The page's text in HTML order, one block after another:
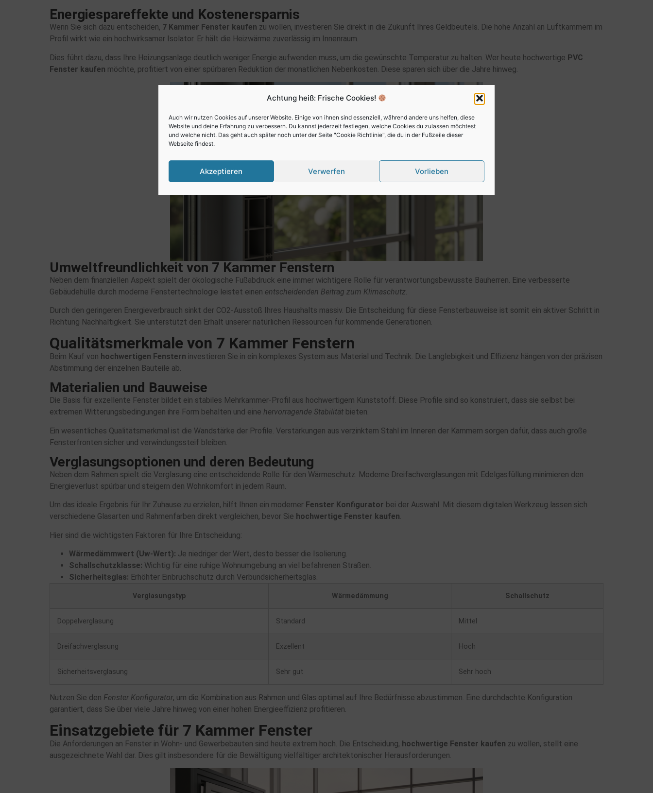
Achtung heiß: Frische Cookies!
Auch wir nutzen Cookies auf unserer Website. Einige von ihnen sind essenziell, während andere uns helfen, diese
Website und deine Erfahrung zu verbessern. Du kannst jederzeit festlegen, welche Cookies du zulassen möchtest
und welche nicht. Das geht auch später noch unter der Seite "Cookie Richtlinie", die du in der Fußzeile dieser
Webseite findest.
Akzeptieren Verwerfen Vorlieben
Energiespareffekte und Kostenersparnis
Wenn Sie sich dazu entscheiden, 7 Kammer Fenster kaufen zu wollen, investieren Sie direkt in die Zukunft Ihres Geldbeutels. Die hohe Anzahl an Luftkammern im
Profil wirkt wie ein hochwirksamer Isolator. Er hält die Heizwärme zuverlässig im Innenraum.
Dies führt dazu, dass Ihre Heizungsanlage deutlich weniger Energie aufwenden muss, um die gewünschte Temperatur zu halten. Wer heute hochwertige PVC
Fenster kaufen möchte, profitiert von einer spürbaren Reduktion der monatlichen Nebenkosten. Diese sparen sich über die Jahre hinweg.
Umweltfreundlichkeit von 7 Kammer Fenstern
Neben dem finanziellen Aspekt spielt der ökologische Fußabdruck eine immer wichtigere Rolle für verantwortungsbewusste Bauherren. Eine verbesserte
Gebäudehülle durch moderne Fenstertechnologie leistet einen entscheidenden Beitrag zum Klimaschutz.
Durch den geringeren Energieverbrauch sinkt der CO2-Ausstoß Ihres Haushalts massiv. Die Entscheidung für diese Fensterbauweise ist somit ein aktiver Schritt in
Richtung Nachhaltigkeit. Sie unterstützt den Erhalt unserer natürlichen Ressourcen für kommende Generationen.
Qualitätsmerkmale von 7 Kammer Fenstern
Beim Kauf von hochwertigen Fenstern investieren Sie in ein komplexes System aus Material und Technik. Die Langlebigkeit und Effizienz hängen von der präzisen
Abstimmung der einzelnen Bauteile ab.
Materialien und Bauweise
Die Basis für exzellente Fenster bildet ein stabiles Mehrkammer-Profil aus hochwertigem Kunststoff. Diese Profile sind so konstruiert, dass sie selbst bei
extremen Witterungsbedingungen ihre Form behalten und eine hervorragende Stabilität bieten.
Ein wesentliches Qualitätsmerkmal ist die Wandstärke der Profile. Verstärkungen aus verzinktem Stahl im Inneren der Kammern sorgen dafür, dass auch große
Fensterfronten sicher und verwindungssteif bleiben.
Verglasungsoptionen und deren Bedeutung
Neben dem Rahmen spielt die Verglasung eine entscheidende Rolle für den Wärmeschutz. Moderne Dreifachverglasungen mit Edelgasfüllung minimieren den
Energieverlust spürbar und steigern den Wohnkomfort in jedem Raum.
Um das ideale Ergebnis für Ihr Zuhause zu erzielen, hilft Ihnen ein moderner Fenster Konfigurator bei der Auswahl. Mit diesem digitalen Werkzeug lassen sich
verschiedene Glasarten und Rahmenfarben direkt vergleichen, bevor Sie hochwertige Fenster kaufen.
Hier sind die wichtigsten Faktoren für Ihre Entscheidung:
Wärmedämmwert (Uw-Wert): Je niedriger der Wert, desto besser die Isolierung.
Schallschutzklasse: Wichtig für eine ruhige Wohnumgebung an viel befahrenen Straßen.
Sicherheitsglas: Erhöhter Einbruchschutz durch Verbundsicherheitsglas.
Verglasungstyp Wärmedämmung Schallschutz
Doppelverglasung Standard Mittel
Dreifachverglasung Exzellent Hoch
Sicherheitsverglasung Sehr gut Sehr hoch
Nutzen Sie den Fenster Konfigurator, um die Kombination aus Rahmen und Glas optimal auf Ihre Bedürfnisse abzustimmen. Eine durchdachte Konfiguration
garantiert, dass Sie über viele Jahre hinweg von einer hohen Energieeffizienz profitieren.
Einsatzgebiete für 7 Kammer Fenster
Die Anforderungen an Fenster in Wohn- und Gewerbebauten sind heute extrem hoch. Die Entscheidung, hochwertige Fenster kaufen zu wollen, stellt eine
ausgezeichnete Wahl dar. Dies gilt insbesondere für die Bewältigung vielfältiger architektonischer Herausforderungen.